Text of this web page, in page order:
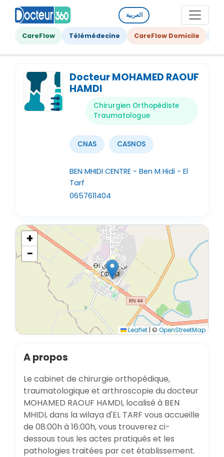
العربية
CareFlow Télémédecine CareFlow Domicile
Docteur MOHAMED RAOUF
HAMDI
Chirurgien Orthopédiste
Traumatologue
CNAS CASNOS
BEN MHIDI CENTRE - Ben M Hidi - El
Tarf
0657611404
+
−
Leaflet | © OpenStreetMap
A propos
Le cabinet de chirurgie orthopédique,
traumatologique et arthroscopie du docteur
MOHAMED RAOUF HAMDI, localisé à BEN
MHIDI, dans la wilaya d'EL TARF vous accueille
de 08:00h à 16:00h, vous trouverez ci-
dessous tous les actes pratiqués et les
pathologies traitées par cet établissement.